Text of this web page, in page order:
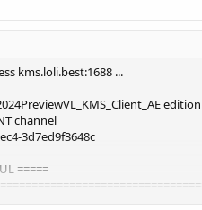
kms.loli.best:1688 ...
edition
channel
3d7ed9f3648c
=====